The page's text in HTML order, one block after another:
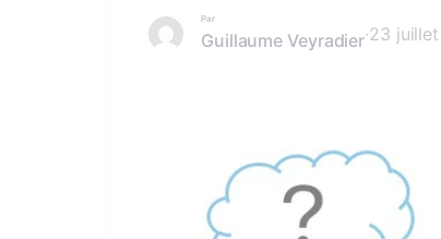
Par
Guillaume Veyradier·23